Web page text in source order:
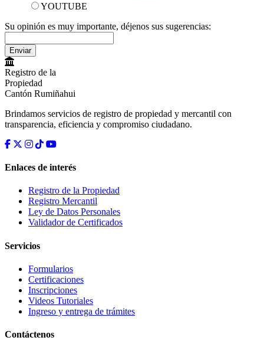
YOUTUBE
Su opinión es muy importante, déjenos sus sugerencias:
Enviar
Registro de la
Propiedad
Cantón Rumiñahui
Brindamos servicios de registro de propiedad y mercantil con
transparencia, eficiencia y compromiso ciudadano.
Enlaces de interés
Registro de la Propiedad
Registro Mercantil
Ley de Datos Personales
Validador de Certificados
Servicios
Formularios
Certificaciones
Inscripciones
Videos Tutoriales
Ingreso y entrega de trámites
Contáctenos